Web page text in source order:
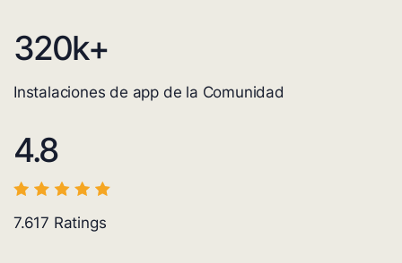
320k+
Instalaciones de app de la Comunidad
4.8
7.617 Ratings